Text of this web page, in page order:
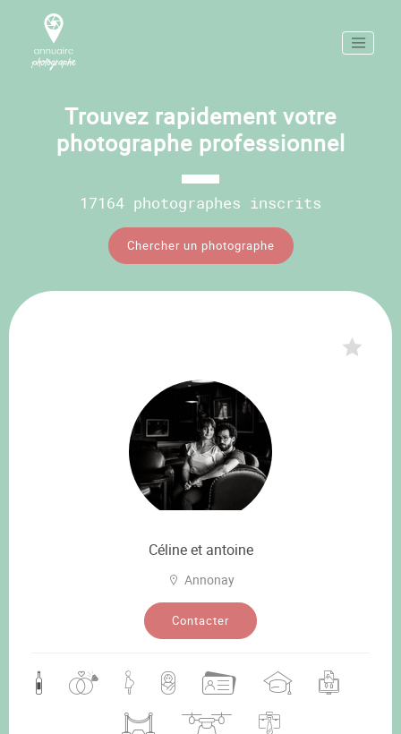
Trouvez rapidement votre
photographe professionnel
17164 photographes inscrits
Chercher un photographe
Céline et antoine
Annonay
Contacter